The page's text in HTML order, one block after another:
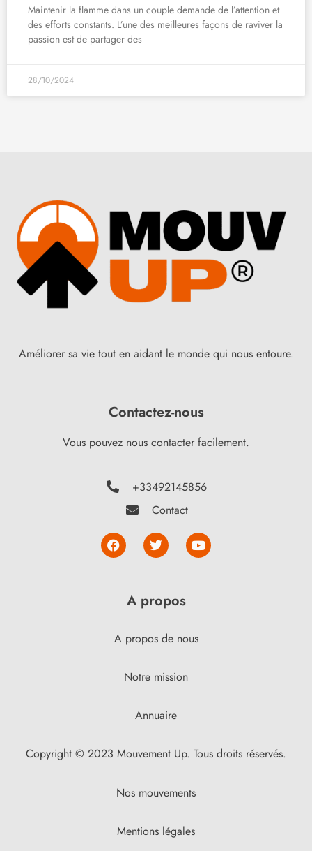
Maintenir la flamme dans un couple demande de l’attention et
des efforts constants. L’une des meilleures façons de raviver la
passion est de partager des
28/10/2024
Améliorer sa vie tout en aidant le monde qui nous entoure.
Contactez-nous
Vous pouvez nous contacter facilement.
+33492145856
Contact
A propos
A propos de nous
Notre mission
Annuaire
Copyright © 2023 Mouvement Up. Tous droits réservés.
Nos mouvements
Mentions légales